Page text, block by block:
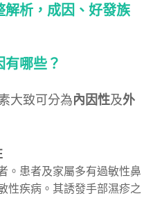
析，成因、好發族
哪些？
大致可分為內因性及外
。患者及家屬多有過敏性鼻
性疾病。其誘發手部濕疹之